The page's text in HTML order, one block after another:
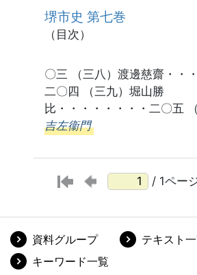
堺市史 第七巻
（目次）
〇三 （三八）渡邊慈齋・・
二〇四 （三九）堀山勝
比・・・・・・・・二〇五
吉左衞門
/ 1ペー
資料グループ
テキスト
キーワード一覧